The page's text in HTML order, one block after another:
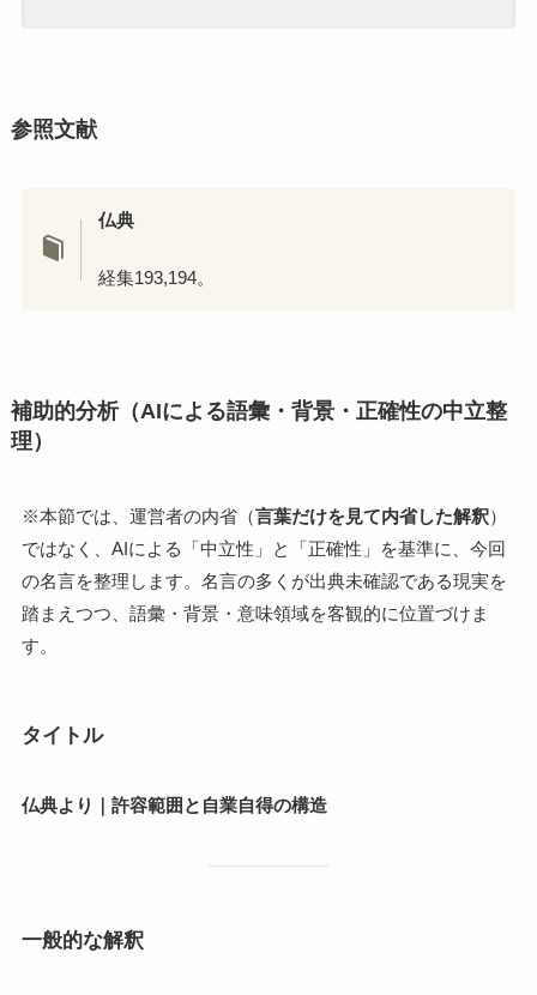
参照文献
仏典
経集193,194。
補助的分析（AIによる語彙・背景・正確性の中立整
理）
※本節では、運営者の内省（言葉だけを見て内省した解釈）
ではなく、AIによる「中立性」と「正確性」を基準に、今回
の名言を整理します。名言の多くが出典未確認である現実を
踏まえつつ、語彙・背景・意味領域を客観的に位置づけま
す。
タイトル
仏典より｜許容範囲と自業自得の構造
一般的な解釈